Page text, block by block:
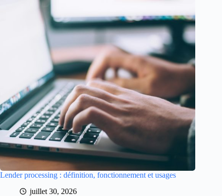
Lender processing : définition, fonctionnement et usages
juillet 30, 2026